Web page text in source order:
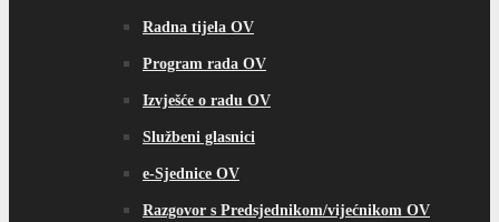
Radna tijela OV
Program rada OV
Izvješće o radu OV
Službeni glasnici
e-Sjednice OV
Razgovor s Predsjednikom/vijećnikom OV